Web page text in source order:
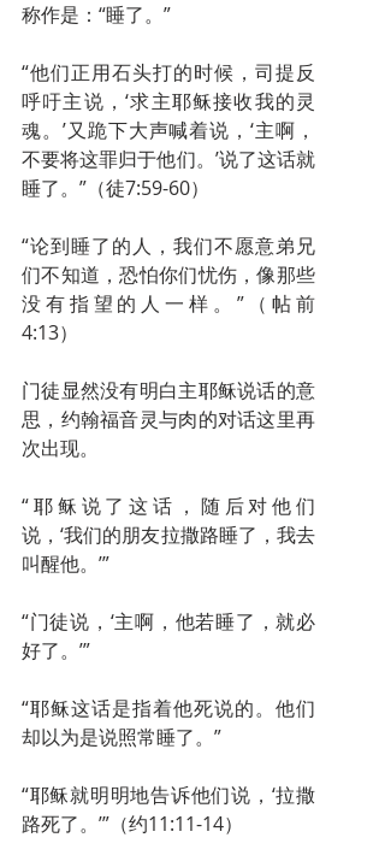
称作是：“睡了。”
“他们正用石头打的时候，司提反
呼吁主说，‘求主耶稣接收我的灵
魂。’又跪下大声喊着说，‘主啊，
不要将这罪归于他们。’说了这话就
睡了。”（徒7:59-60）
“论到睡了的人，我们不愿意弟兄
们不知道，恐怕你们忧伤，像那些
没有指望的人一样。”（帖前
4:13）
门徒显然没有明白主耶稣说话的意
思，约翰福音灵与肉的对话这里再
次出现。
“耶稣说了这话，随后对他们
说，‘我们的朋友拉撒路睡了，我去
叫醒他。’”
“门徒说，‘主啊，他若睡了，就必
好了。’”
“耶稣这话是指着他死说的。他们
却以为是说照常睡了。”
“耶稣就明明地告诉他们说，‘拉撒
路死了。’”（约11:11-14）